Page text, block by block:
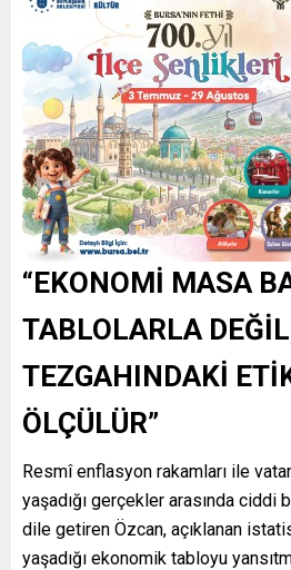
“Mesele işçiye, memura ya da
değildir. Asıl mesele; yapılan
maaşını tam kullanamadan
gitmediği bir ekonomik düzen
milyonlarca insan maaşını
sonra cebindeki paranın nasıl
“EKONOMİ MASA
TABLOLARLA
TEZGAHINDAKİ
ÖLÇÜLÜR”
Resmî enflasyon rakamları ile
yaşadığı gerçekler arasında ciddi
dile getiren Özcan, açıklanan
yaşadığı ekonomik tabloyu